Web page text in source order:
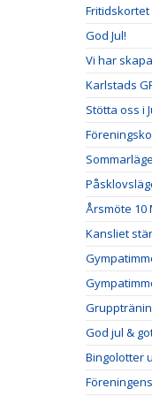
God Jul!
Vi har
Karlstads
Stötta oss i
Årsmöte 10
Kansliet
God jul &
Bingolotter